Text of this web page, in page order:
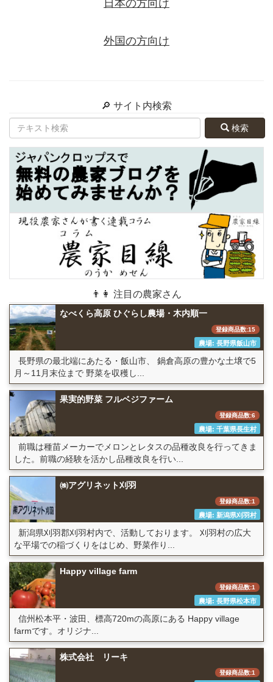
日本の方向け
外国の方向け
🔎 サイト内検索
検索
👨👩 注目の農家さん
なべくら高原 ひぐらし農場・木内順一
登録商品数:15
農場: 長野県飯山市
長野県の最北端にあたる・飯山市、 鍋倉高原の豊かな土壌で5
月～11月末位まで 野菜を収穫し...
果実的野菜 フルベジファーム
登録商品数:6
農場: 千葉県長生村
前職は種苗メーカーでメロンとレタスの品種改良を行ってきま
した。前職の経験を活かし品種改良を行い...
㈱アグリネット刈羽
登録商品数:1
農場: 新潟県刈羽村
新潟県刈羽郡刈羽村内で、活動しております。 刈羽村の広大
な平場での稲づくりをはじめ、野菜作り...
Happy village farm
登録商品数:1
農場: 長野県松本市
信州松本平・波田、標高720mの高原にある Happy village
farmです。オリジナ...
株式会社 リーキ
登録商品数:1